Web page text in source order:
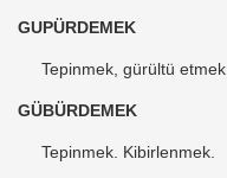
GUPÜRDEMEK
Tepinmek, gürültü etmek.
GÜBÜRDEMEK
Tepinmek. Kibirlenmek.